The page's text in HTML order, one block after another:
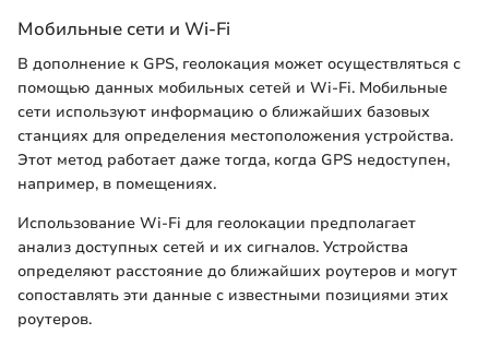
Мобильные сети и Wi-Fi
В дополнение к GPS, геолокация может осуществляться с
помощью данных мобильных сетей и Wi-Fi. Мобильные
сети используют информацию о ближайших базовых
станциях для определения местоположения устройства.
Этот метод работает даже тогда, когда GPS недоступен,
например, в помещениях.
Использование Wi-Fi для геолокации предполагает
анализ доступных сетей и их сигналов. Устройства
определяют расстояние до ближайших роутеров и могут
сопоставлять эти данные с известными позициями этих
роутеров.